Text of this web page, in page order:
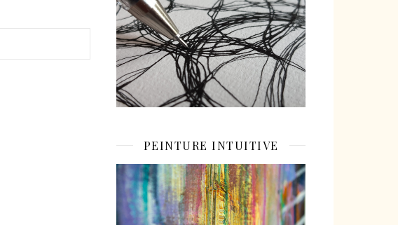
PEINTURE INTUITIVE